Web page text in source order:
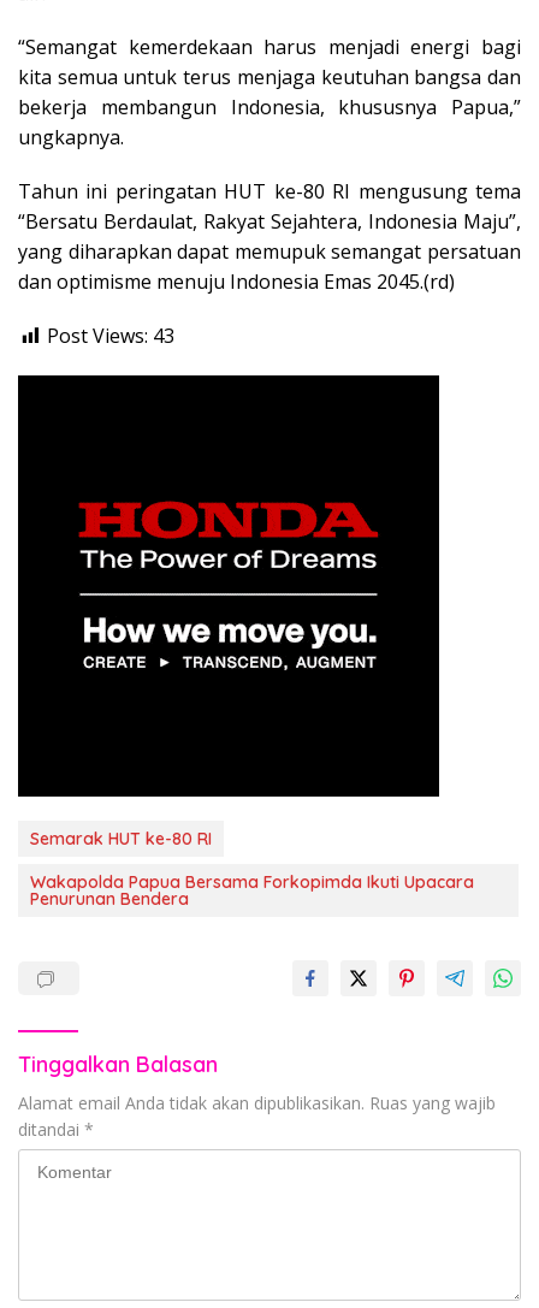
“Semangat kemerdekaan harus menjadi energi bagi
kita semua untuk terus menjaga keutuhan bangsa dan
bekerja membangun Indonesia, khususnya Papua,”
ungkapnya.
Tahun ini peringatan HUT ke-80 RI mengusung tema
“Bersatu Berdaulat, Rakyat Sejahtera, Indonesia Maju”,
yang diharapkan dapat memupuk semangat persatuan
dan optimisme menuju Indonesia Emas 2045.(rd)
Post Views: 43
Semarak HUT ke-80 RI
Wakapolda Papua Bersama Forkopimda Ikuti Upacara
Penurunan Bendera
Tinggalkan Balasan
Alamat email Anda tidak akan dipublikasikan. Ruas yang wajib
ditandai *